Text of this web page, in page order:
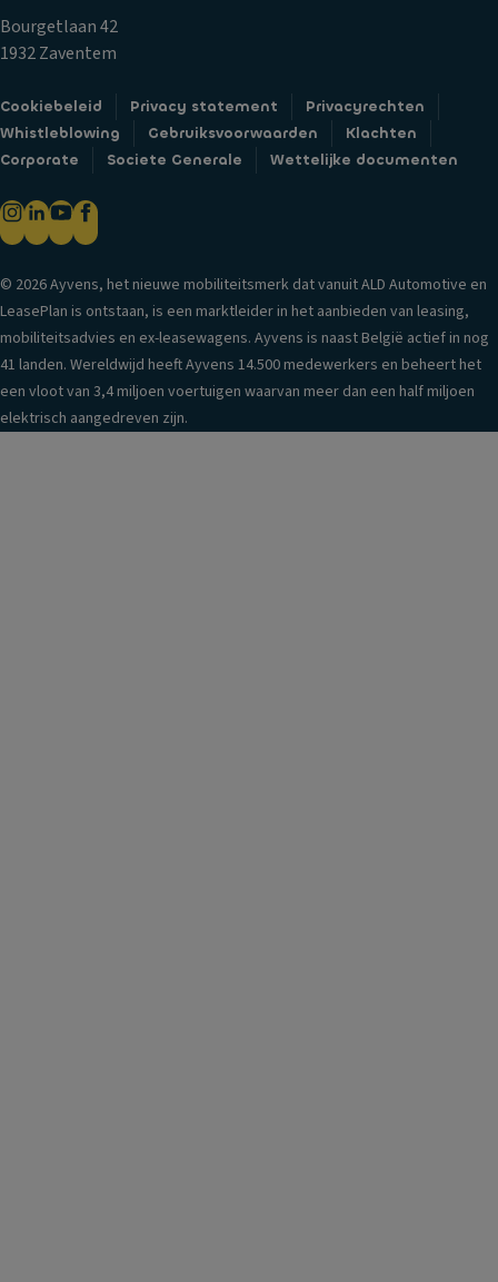
Bourgetlaan 42
1932 Zaventem
Cookiebeleid Privacy statement
Privacyrechten
Whistleblowing
Gebruiksvoorwaarden
Klachten
Corporate
Societe Generale Wettelijke documenten
© 2026 Ayvens, het nieuwe mobiliteitsmerk dat vanuit ALD Automotive en
LeasePlan is ontstaan, is een marktleider in het aanbieden van leasing,
mobiliteitsadvies en ex-leasewagens. Ayvens is naast België actief in nog
41 landen. Wereldwijd heeft Ayvens 14.500 medewerkers en beheert het
een vloot van 3,4 miljoen voertuigen waarvan meer dan een half miljoen
elektrisch aangedreven zijn.